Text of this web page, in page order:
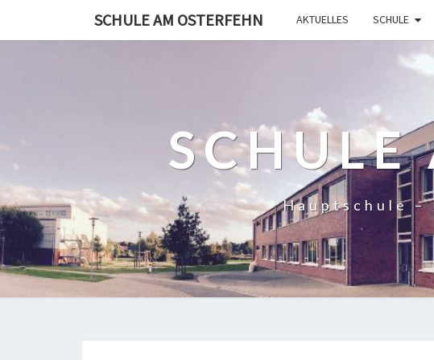
SCHULE AM OSTERFEHN AKTUELLES SCHULE
SCHULE
Hauptschule –